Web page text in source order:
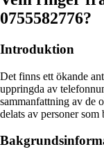
0755582776?
Introduktion
Det finns ett ökande
uppringda av
sammanfattning av de
delats av personer